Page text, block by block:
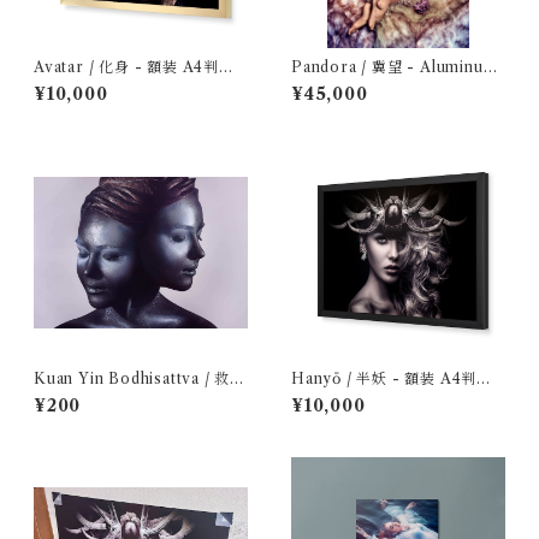
Avatar / 化身 - 額装 A4判フ
ォトプリント
¥10,000
Pandora / 冀望 - Aluminum
Dibond: Optimized Edition
¥45,000
Kuan Yin Bodhisattva / 救世
菩薩 - ポストカード
¥200
Hanyō / 半妖 - 額装 A4判フ
ォトプリント
¥10,000